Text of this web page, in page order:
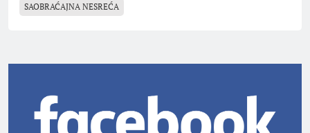
SAOBRAĆAJNA NESREĆA